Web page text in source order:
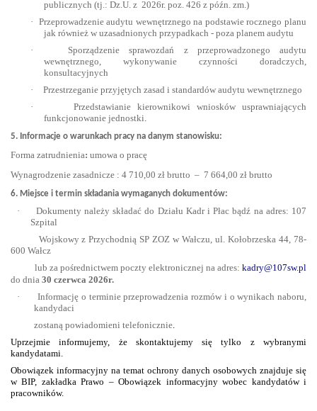
publicznych (tj.: Dz.U. z 2026r. poz. 426 z późn. zm.)
· Przeprowadzenie audytu wewnętrznego na podstawie rocznego planu
jak również w uzasadnionych przypadkach - poza planem audytu
·
Sporządzenie sprawozdań z przeprowadzonego audytu
wewnętrznego, wykonywanie czynności doradczych,
konsultacyjnych
·
Przestrzeganie przyjętych zasad i standardów audytu wewnętrznego
·
Przedstawianie kierownikowi wniosków usprawniających
funkcjonowanie jednostki.
5. Informacje o warunkach pracy na danym stanowisku:
Forma zatrudnienia: umowa o pracę
Wynagrodzenie zasadnicze : 4 710,00 zł brutto – 7 664,00 zł brutto
6. Miejsce i termin składania wymaganych dokumentów:
·
Dokumenty należy składać do Działu Kadr i Płac bądź na adres: 107
Szpital
Wojskowy z Przychodnią SP ZOZ w Wałczu, ul. Kołobrzeska 44, 78-
600 Wałcz
lub za pośrednictwem poczty elektronicznej na adres:kadry@107sw.pl
do dnia 30 czerwca 2026r.
·
Informację o terminie przeprowadzenia rozmów i o wynikach naboru,
kandydaci
zostaną powiadomieni telefonicznie.
Uprzejmie informujemy, że skontaktujemy się tylko z wybranymi
kandydatami.
Obowiązek informacyjny na temat ochrony danych osobowych znajduje się
w BIP, zakładka Prawo – Obowiązek informacyjny wobec kandydatów i
pracowników.